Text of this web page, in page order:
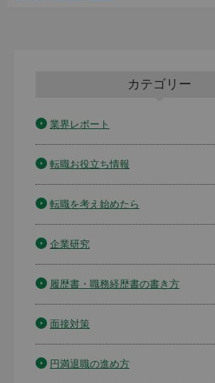
カテゴリー
業界レポート
転職お役立ち情報
転職を考え始めたら
企業研究
履歴書・職務経歴書の書き方
面接対策
円満退職の進め方